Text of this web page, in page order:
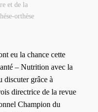
et de la
orthèse
eu la chance cette
– Nutrition avec la
discuter grâce à
directrice de la revue
Champion du